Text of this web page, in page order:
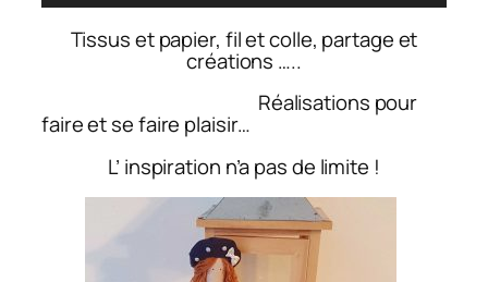
Tissus et papier, fil et colle, partage et
créations …..
Réalisations pour
faire et se faire plaisir…
L’ inspiration n’a pas de limite !